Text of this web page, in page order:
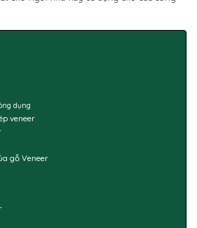
dụng
veneer
gỗ Veneer